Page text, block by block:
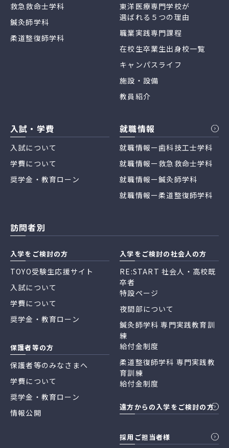
救急救命士学科
鍼灸師学科
柔道整復師学科
東洋医療専門学校が
選ばれる５つの理由
職業実践専門課程
在校生卒業生出身校一覧
キャンパスライフ
施設・設備
教員紹介
入試・学費
入試について
学費について
奨学金・教育ローン
就職情報
就職情報ー歯科技工士学科
就職情報ー救急救命士学科
就職情報ー鍼灸師学科
就職情報ー柔道整復師学科
訪問者別
入学をご検討の方
TOYO受験生応援サイト
入試について
学費について
奨学金・教育ローン
保護者等の方
保護者等のみなさまへ
学費について
奨学金・教育ローン
情報公開
入学をご検討の社会人の方
RE:START 社会人・高校既
卒者
特設ページ
夜間部について
鍼灸師学科 専門実践教育訓
練
給付金制度
柔道整復師学科 専門実践教
育訓練
給付金制度
遠方からの入学をご検討の方
採用ご担当者様